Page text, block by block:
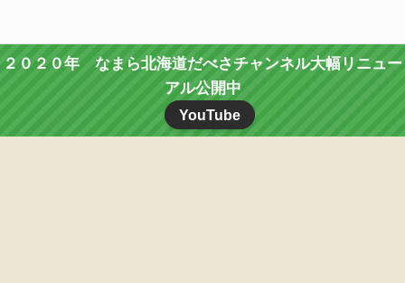
２０２０年 なまら北海道だべさチャンネル大幅リニュー
アル公開中
YouTube